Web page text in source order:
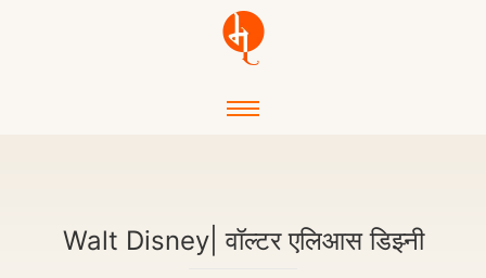
Walt Disney| वॉल्टर एलिआस डिझ्नी